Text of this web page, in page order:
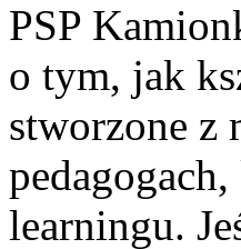
PSP
o tym, jak
stworzone z
learningu.